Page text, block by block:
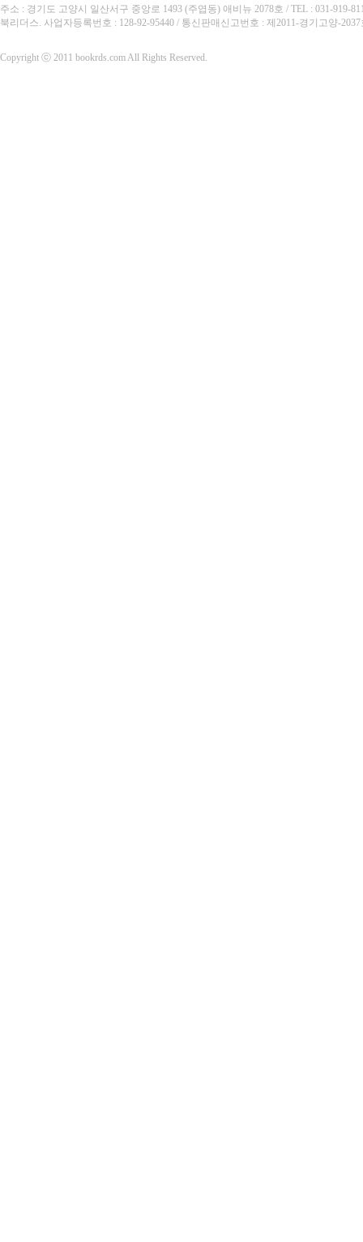
주소 : 경기도 고양시 일산서구 중앙로 1493 (주엽동) 애비뉴 2078호 / TEL : 031-919-
북리더스. 사업자등록번호 : 128-92-95440 / 통신판매신고번호 : 제2011-경기고양-
Copyright ⓒ 2011 bookrds.com All Rights Reserved.